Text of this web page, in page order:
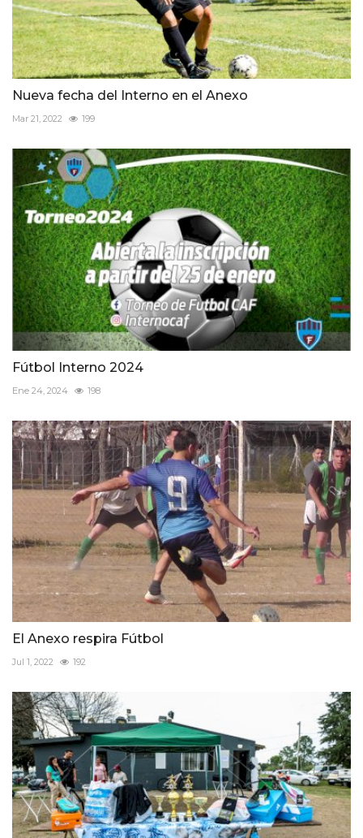
Nueva fecha del Interno en el Anexo
Mar 21, 2022 199
Fútbol Interno 2024
Ene 24, 2024 198
El Anexo respira Fútbol
Jul 1, 2022 192